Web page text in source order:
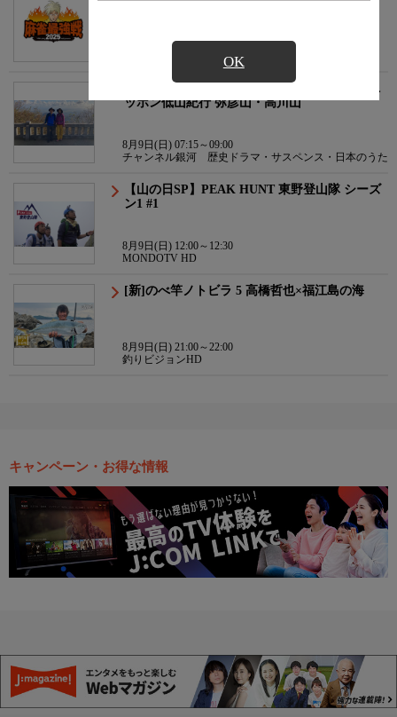
OK
8月8日(土) 22:00～23:40
[新]【山の日特集】ちょっと山頂へ〜絶景！ニ
ッポン低山紀行 弥彦山・高川山
8月9日(日) 07:15～09:00
チャンネル銀河 歴史ドラマ・サスペンス・日本のうた
【山の日SP】PEAK HUNT 東野登山隊 シーズ
ン1 #1
8月9日(日) 12:00～12:30
MONDOTV HD
[新]のべ竿ノトビラ 5 高橋哲也×福江島の海
8月9日(日) 21:00～22:00
釣りビジョンHD
キャンペーン・お得な情報